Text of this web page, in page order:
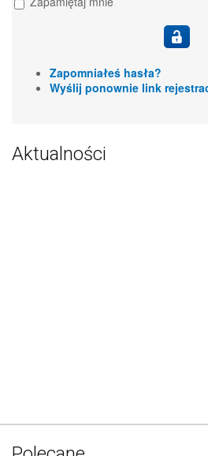
Zapomniałeś hasła?
Wyślij ponownie link
Aktualności